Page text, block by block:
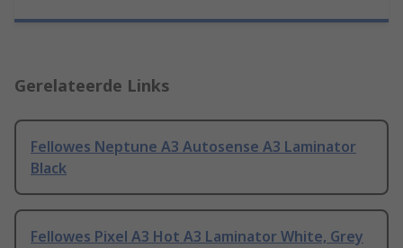
Gerelateerde Links
Fellowes Neptune A3 Autosense A3 Laminator
Black
Fellowes Pixel A3 Hot A3 Laminator White, Grey